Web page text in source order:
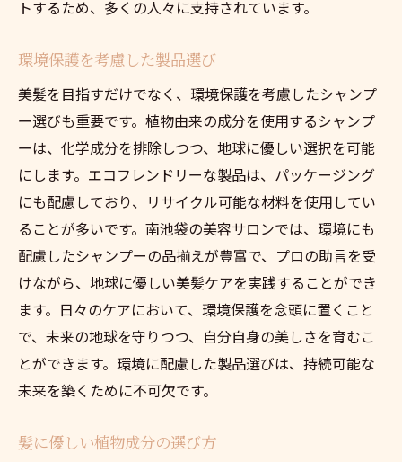
トするため、多くの人々に支持されています。
環境保護を考慮した製品選び
美髪を目指すだけでなく、環境保護を考慮したシャンプ
ー選びも重要です。植物由来の成分を使用するシャンプ
ーは、化学成分を排除しつつ、地球に優しい選択を可能
にします。エコフレンドリーな製品は、パッケージング
にも配慮しており、リサイクル可能な材料を使用してい
ることが多いです。南池袋の美容サロンでは、環境にも
配慮したシャンプーの品揃えが豊富で、プロの助言を受
けながら、地球に優しい美髪ケアを実践することができ
ます。日々のケアにおいて、環境保護を念頭に置くこと
で、未来の地球を守りつつ、自分自身の美しさを育むこ
とができます。環境に配慮した製品選びは、持続可能な
未来を築くために不可欠です。
髪に優しい植物成分の選び方